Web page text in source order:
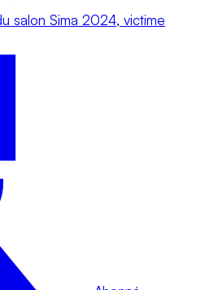
salon Sima 2024, victime